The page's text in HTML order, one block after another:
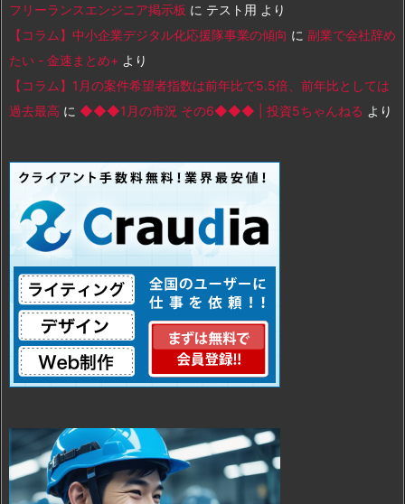
フリーランスエンジニア掲示板 に テスト用 より
【コラム】中小企業デジタル化応援隊事業の傾向 に 副業で会社辞め
たい - 金速まとめ+ より
【コラム】1月の案件希望者指数は前年比で5.5倍、前年比としては
過去最高 に ◆◆◆1月の市況 その6◆◆◆ | 投資5ちゃんねる より